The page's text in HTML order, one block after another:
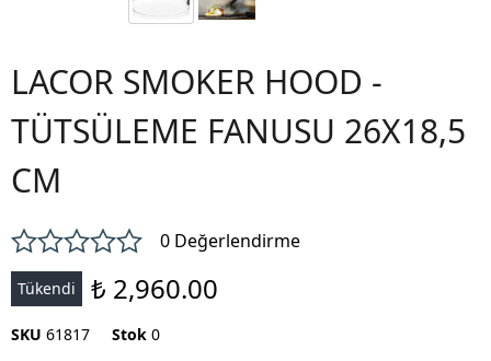
LACOR SMOKER HOOD -
TÜTSÜLEME FANUSU 26X18,5
CM
0 Değerlendirme
Tükendi ₺ 2,960.00
SKU 61817 Stok 0